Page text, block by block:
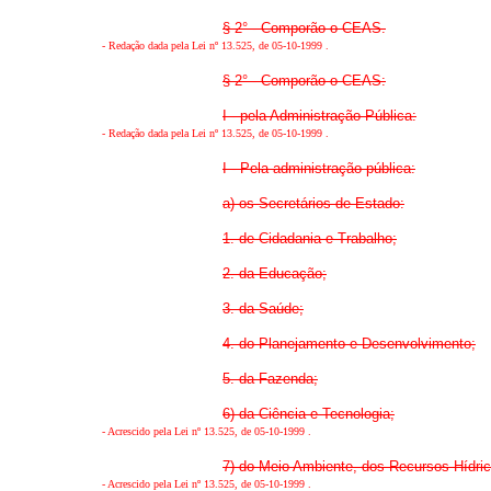
§ 2° - Comporão o CEAS.
- Redação dada pela Lei nº 13.525, de 05-10-1999
§ 2° - Comporão o CEAS:
I - pela Administração Pública:
- Redação dada pela Lei nº 13.525, de 05-10-1999
I - Pela administração pública:
a) os Secretários de Estado:
1. de Cidadania e Trabalho;
2. da Educação;
3. da Saúde;
4. do Planejamento e Desenvolvimento;
5. da Fazenda;
6) da Ciência e Tecnologia;
- Acrescido pela Lei nº 13.525, de 05-10-1999
7) do Meio Ambiente, dos Recursos
- Acrescido pela Lei nº 13.525, de 05-10-1999